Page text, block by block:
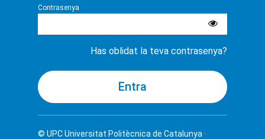
Contrasenya
Has oblidat la teva contrasenya?
© UPCUniversitat Politècnica de Catalunya ·